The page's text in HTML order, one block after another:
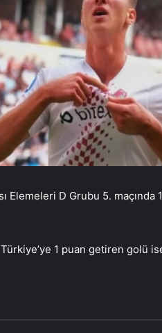
Elemeleri D Grubu 5. maçında
1 puan getiren golü